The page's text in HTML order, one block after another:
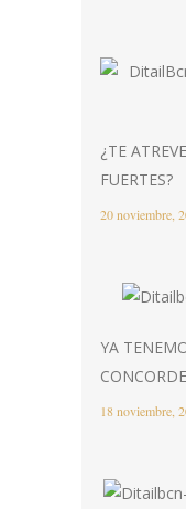
¿TE
FUERTES?
20 noviembre,
YA
18 noviembre,